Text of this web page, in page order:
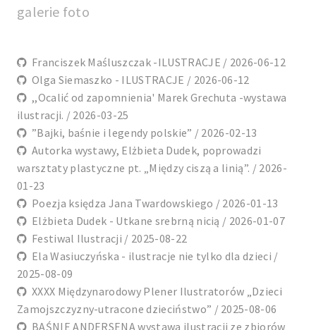
galerie foto
Franciszek Maśluszczak -ILUSTRACJE / 2026-06-12
Olga Siemaszko - ILUSTRACJE / 2026-06-12
,,Ocalić od zapomnienia' Marek Grechuta -wystawa
ilustracji. / 2026-03-25
”Bajki, baśnie i legendy polskie” / 2026-02-13
Autorka wystawy, Elżbieta Dudek, poprowadzi
warsztaty plastyczne pt. „Między ciszą a linią”. / 2026-
01-23
Poezja księdza Jana Twardowskiego / 2026-01-13
Elżbieta Dudek - Utkane srebrną nicią / 2026-01-07
Festiwal Ilustracji / 2025-08-22
Ela Wasiuczyńska - ilustracje nie tylko dla dzieci /
2025-08-09
XXXX Międzynarodowy Plener Ilustratorów „Dzieci
Zamojszczyzny-utracone dzieciństwo” / 2025-08-06
BAŚNIE ANDERSENA wystawa ilustracji ze zbiorów